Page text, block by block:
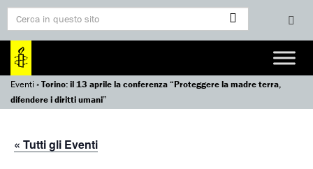
Eventi »Torino: il 13 aprile la conferenza “Proteggere la madre terra,
difendere i diritti umani”
« Tutti gli Eventi